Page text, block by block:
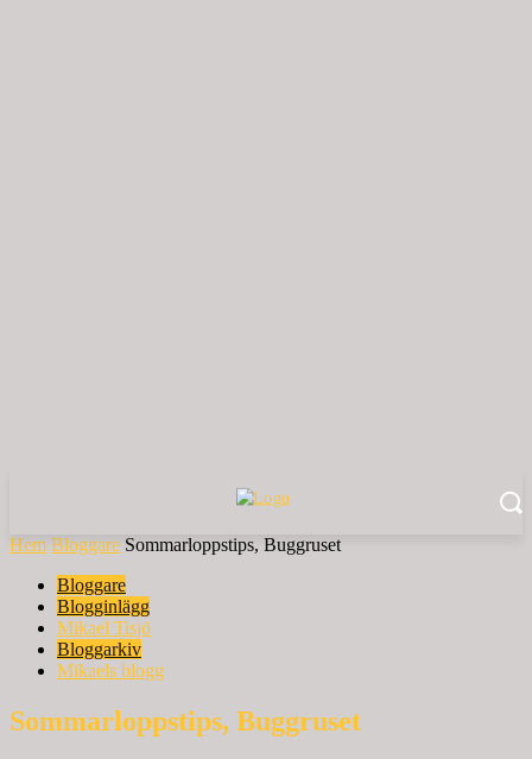
Hem Bloggare Sommarloppstips, Buggruset
Bloggare
Blogginlägg
Mikael Tisjö
Bloggarkiv
Mikaels blogg
Sommarloppstips, Buggruset